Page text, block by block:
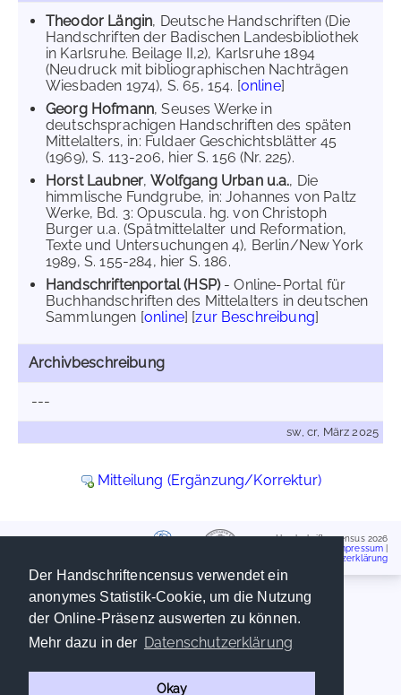
Der Handschriftencensus verwendet ein
anonymes Statistik-Cookie, um die Nutzung
der Online-Präsenz auswerten zu können.
Mehr dazu in der Datenschutzerklärung
Okay
Theodor Längin, Deutsche Handschriften (Die
Handschriften der Badischen Landesbibliothek
in Karlsruhe. Beilage II,2), Karlsruhe 1894
(Neudruck mit bibliographischen Nachträgen
Wiesbaden 1974), S. 65, 154. [online]
Georg Hofmann, Seuses Werke in
deutschsprachigen Handschriften des späten
Mittelalters, in: Fuldaer Geschichtsblätter 45
(1969), S. 113-206, hier S. 156 (Nr. 225).
Horst Laubner,Wolfgang Urban u.a., Die
himmlische Fundgrube, in: Johannes von Paltz
Werke, Bd. 3: Opuscula. hg. von Christoph
Burger u.a. (Spätmittelalter und Reformation,
Texte und Untersuchungen 4), Berlin/New York
1989, S. 155-284, hier S. 186.
Handschriftenportal (HSP)- Online-Portal für
Buchhandschriften des Mittelalters in deutschen
Sammlungen [online] [zur Beschreibung]
Archivbeschreibung
---
sw, cr, März 2025
Mitteilung (Ergänzung/Korrektur)
Handschriftencensus 2026
Impressum
Datenschutzerklärung